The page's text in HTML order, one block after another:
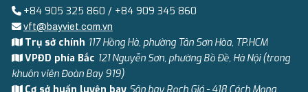
+84 905 325 860 / +84 909 345 860
vft@bayviet.com.vn
Trụ sở chính 117 Hồng Hà, phường Tân Sơn Hòa, TP.HCM
VPĐD phía Bắc 121 Nguyễn Sơn, phường Bồ Đề, Hà Nội (trong
khuôn viên Đoàn Bay 919)